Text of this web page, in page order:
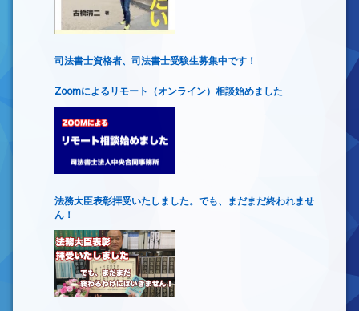
司法書士資格者、司法書士受験生募集中です！
Zoomによるリモート（オンライン）相談始めました
法務大臣表彰拝受いたしました。でも、まだまだ終われませ
ん！